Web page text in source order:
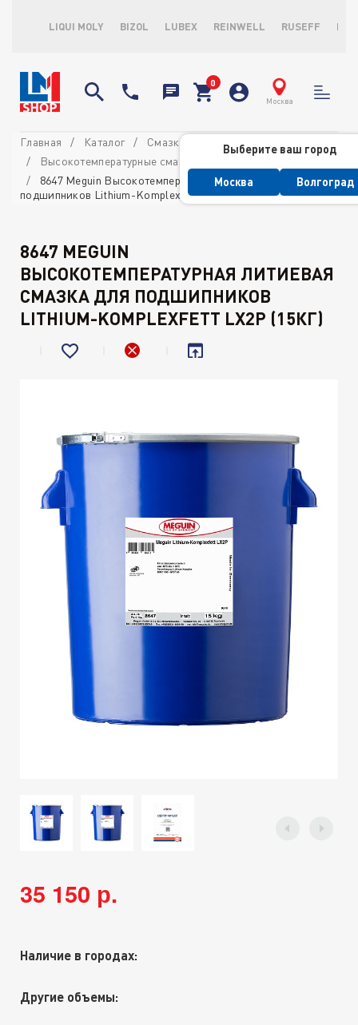
LIQUI MOLY BIZOL LUBEX REINWELL RUSEFF
Москва
Выберите ваш город
Москва Волгоград
Главная Каталог
Смазки
Высокотемпературные смазки и пасты
8647 Meguin Высокотемпературная литиевая смазка для
подшипников Lithium-Komplexfett LX2P (15кг)
8647 MEGUIN
ВЫСОКОТЕМПЕРАТУРНАЯ ЛИТИЕВАЯ
СМАЗКА ДЛЯ ПОДШИПНИКОВ
LITHIUM-KOMPLEXFETT LX2P (15КГ)
35 150 р.
Наличие в городах:
Другие объемы: